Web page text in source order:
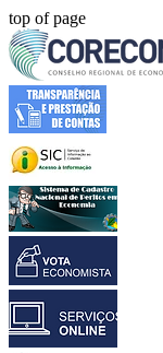
top of page